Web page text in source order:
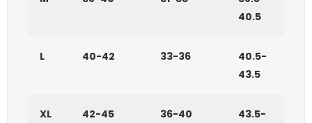
40.5
L 40-42 33-36
40.5-
43.5
XL 42-45 36-40
43.5-